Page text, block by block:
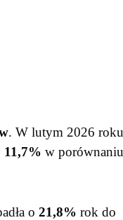
. W lutym 2026 roku
11,7% w porównaniu
o 21,8% rok do